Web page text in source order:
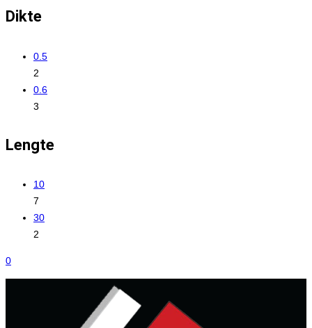
Dikte
0.5
2
0.6
3
Lengte
10
7
30
2
0